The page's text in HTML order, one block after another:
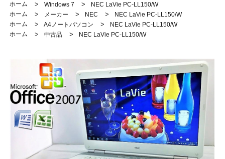
ホーム
> Windows 7 >
NEC LaVie PC-LL150/W
ホーム
> メーカー > NEC >
NEC LaVie PC-LL150/W
ホーム
> A4ノートパソコン >
NEC LaVie PC-LL150/W
ホーム
> 中古品 > NEC LaVie PC-LL150/W